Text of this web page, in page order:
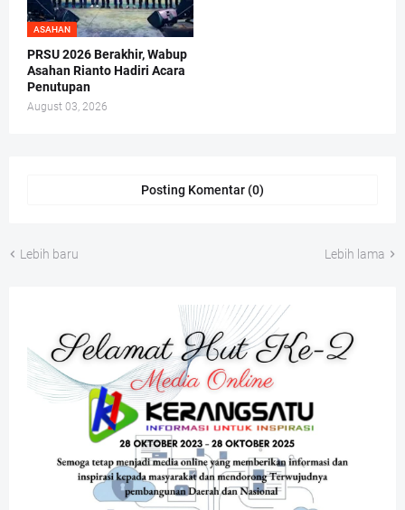
ASAHAN
PRSU 2026 Berakhir, Wabup
Asahan Rianto Hadiri Acara
Penutupan
August 03, 2026
Posting Komentar (0)
Lebih baru Lebih lama